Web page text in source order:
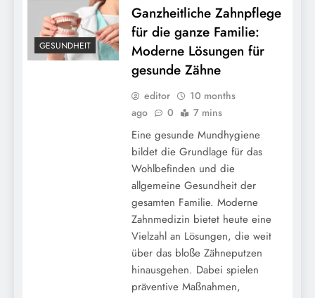
GESUNDHEIT
Ganzheitliche Zahnpflege
für die ganze Familie:
Moderne Lösungen für
gesunde Zähne
editor
10 months
ago
0 7 mins
Eine gesunde Mundhygiene
bildet die Grundlage für das
Wohlbefinden und die
allgemeine Gesundheit der
gesamten Familie. Moderne
Zahnmedizin bietet heute eine
Vielzahl an Lösungen, die weit
über das bloße Zähneputzen
hinausgehen. Dabei spielen
präventive Maßnahmen,